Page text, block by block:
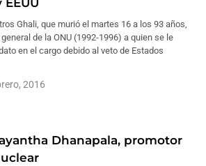
EEUU
Ghali, que murió el martes 16 a los 93 años,
de la ONU (1992-1996) a quien se le
en el cargo debido al veto de Estados
2016
Dhanapala, promotor